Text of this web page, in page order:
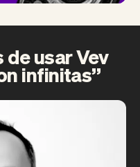
usar Vev
infinitas”